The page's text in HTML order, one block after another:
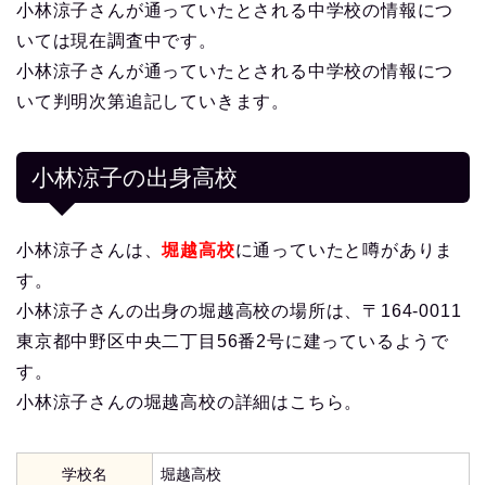
小林涼子さんが通っていたとされる中学校の情報につ
いては現在調査中です。
小林涼子さんが通っていたとされる中学校の情報につ
いて判明次第追記していきます。
小林涼子の出身高校
小林涼子さんは、堀越高校に通っていたと噂がありま
す。
小林涼子さんの出身の堀越高校の場所は、〒164-0011
東京都中野区中央二丁目56番2号に建っているようで
す。
小林涼子さんの堀越高校の詳細はこちら。
学校名 堀越高校